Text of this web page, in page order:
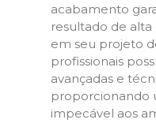
acabamento
resultado de alta
em seu projeto
profissionais
avançadas e
proporcionando
impecável aos